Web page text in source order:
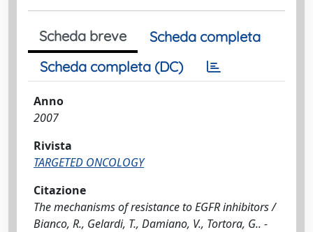
Scheda breve
Scheda completa
Scheda completa (DC)
Anno
2007
Rivista
TARGETED ONCOLOGY
Citazione
The mechanisms of resistance to EGFR inhibitors /
Bianco, R., Gelardi, T., Damiano, V., Tortora, G.. -